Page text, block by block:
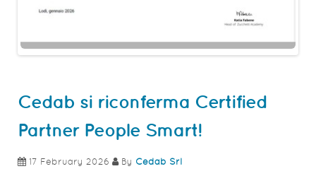
Cedab si riconferma Certified
Partner People Smart!
17 February 2026 By Cedab Srl